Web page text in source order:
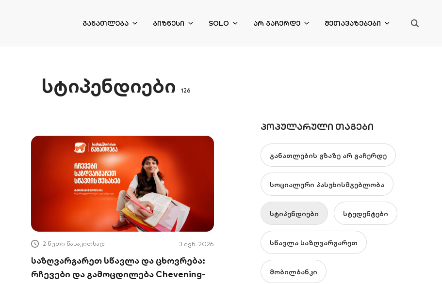
ᲒᲐᲜᲐᲗᲚᲔᲑᲐ ᲑᲘᲖᲜᲔᲡᲘ SOLO ᲐᲠ ᲒᲐᲩᲔᲠᲓᲔ ᲨᲔᲗᲐᲕᲐᲖᲔᲑᲔᲑᲘ
სტიპენდიები 126
2 წუთი წასაკითხად 3 ივნ. 2026
საზღვარგარეთ სწავლა და ცხოვრება:
რჩევები და გამოცდილება Chevening-
ᲞᲝᲞᲣᲚᲐᲠᲣᲚᲘ ᲗᲐᲒᲔᲑᲘ
განათლების გზაზე არ გაჩერდე
სოციალური პასუხისმგებლობა
სტიპენდიები სტუდენტები
სწავლა საზღვარგარეთ
მობილბანკი